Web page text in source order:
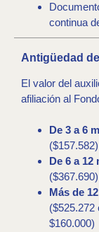
continua
Antigüedad
El valor del
afiliación al
De 3 a 6
($157.582)
De 6 a 12
($367.690)
Más de
($525.272
$160.000)